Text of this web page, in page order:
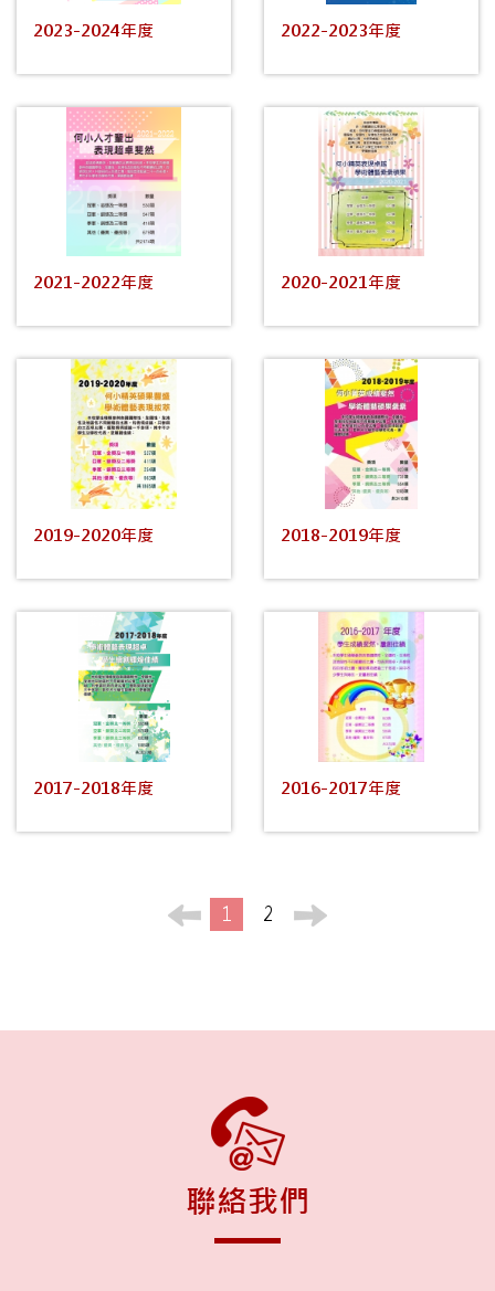
2023-2024年度 2022-2023年度
2021-2022年度 2020-2021年度
2019-2020年度 2018-2019年度
2017-2018年度 2016-2017年度
1 2
聯絡我們